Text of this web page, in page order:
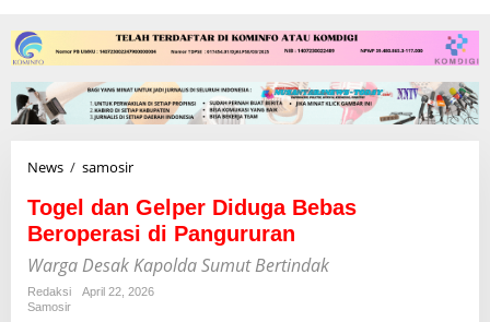
News / samosir
g
e
d
a
Togel dan Gelper Diduga Bebas
Beroperasi di Pangururan
Warga Desak Kapolda Sumut Bertindak
Redaksi
April 22, 2026
Samosir